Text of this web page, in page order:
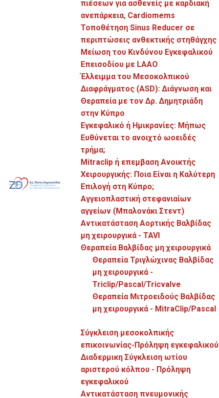
πιέσεων για ασθενείς με καρδιακή
ανεπάρκεια‚ Cardiomems
Τοποθέτηση Sinus Reducer σε
περιπτώσεις ανθεκτικής στηθάγχης
Μείωση του Κινδύνου Εγκεφαλικού
Επεισοδίου με LAAO
Έλλειμμα του Μεσοκολπικού
Διαφράγματος (ASD): Διάγνωση και
Θεραπεία με τον Δρ. Δημητριάδη
στην Κύπρο
Εγκεφαλικό ή Ημικρανίες: Μήπως
Ευθύνεται το ανοιχτό ωοειδές
τρήμα;
Mitraclip ή επεμβαση Ανοικτής
Χειρουργικής: Ποια Είναι η Καλύτερη
Επιλογή στη Κύπρο;
Αγγειοπλαστική στεφανιαίων
αγγείων (Μπαλονάκι Στεντ)
Αντικατάσταση Αορτικής Βαλβίδας
μη χειρουργικά - TAVI
Θεραπεία Βαλβίδας μη χειρουργικά
Θεραπεία Τριγλώχινας Βαλβίδας
μη χειρουργικά -
Triclip/Pascal/Tricvalve
Θεραπεία Μιτροειδούς Βαλβίδας
μη χειρουργικά - MitraClip/Pascal
Σύγκλειση μεσοκολπικής
επικοινωνίας-Πρόληψη εγκεφαλικού
Διαδερμικη Σύγκλειση ωτίου
αριστερού κόλπου - Πρόληψη
εγκεφαλικού
Αντικατάσταση πνευμονικής
Η εξέταση Holter είναι ένα συνεχόμενο
ηλεκτροκαρδιογράφημα διάρκειας τουλάχιστον 24
ωρών. Στη συγκεκριμένη μορφή
ηλεκτροκαρδιογραφήματος ο ασθενής δε χρειάζεται
να βρίσκεται ξαπλωμένος σε ιατρικό κρεβάτι εξέτασης
αλλά συμπεριφέρεται κανονικά όπως μια απλή
Πότε γίνεται η εξέταση Holter;
Σε ανθρώπους, των οποίων η καρδιά αρχίζει ξαφνικά
να χτυπά ακανόνιστα ακόμα και χωρίς σωματική
δραστηριότητα, ένα ηλεκτροκαρδιογράφημα σε
κατάσταση ανάπαυσης για δύο λεπτά είναι συχνά μη
κατατοπιστικό.
Επίσης αν αισθάνεστε ζάλη ή πάσχετέ από συγκοπτικά
επεισόδια, ένα μακροπρόθεσμο
ηλεκτροκαρδιογράφημα μπορεί να βοηθήσει στην
ανίχνευση καρδιακών αιτιών όπως καρδιακές
αρρυθμίες. Έτσι αν υπάρχει κάποια αρρυθμία τότε
μπορούν να χορηγηθούν συγκεκριμένα φάρμακα, να γίνει
μία ηλεκτροφυσιολογική μελέτη ή να τοποθετηθεί
βηματοδότης. Σε πολύ συγκεκριμένες περιπτώσεις
μπορεί να τοποθετηθεί μηχάνημα παρακολούθησης του
implantable Loop Recorder ).
Πως γίνεται η εξέταση Holter;